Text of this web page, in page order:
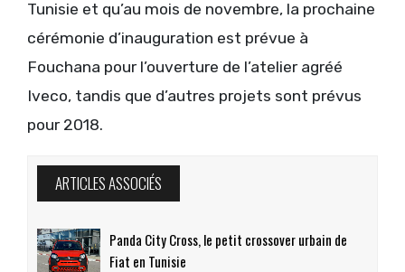
Tunisie et qu’au mois de novembre, la prochaine
cérémonie d’inauguration est prévue à
Fouchana pour l’ouverture de l’atelier agréé
Iveco, tandis que d’autres projets sont prévus
pour 2018.
ARTICLES ASSOCIÉS
Panda City Cross, le petit crossover urbain de
Fiat en Tunisie